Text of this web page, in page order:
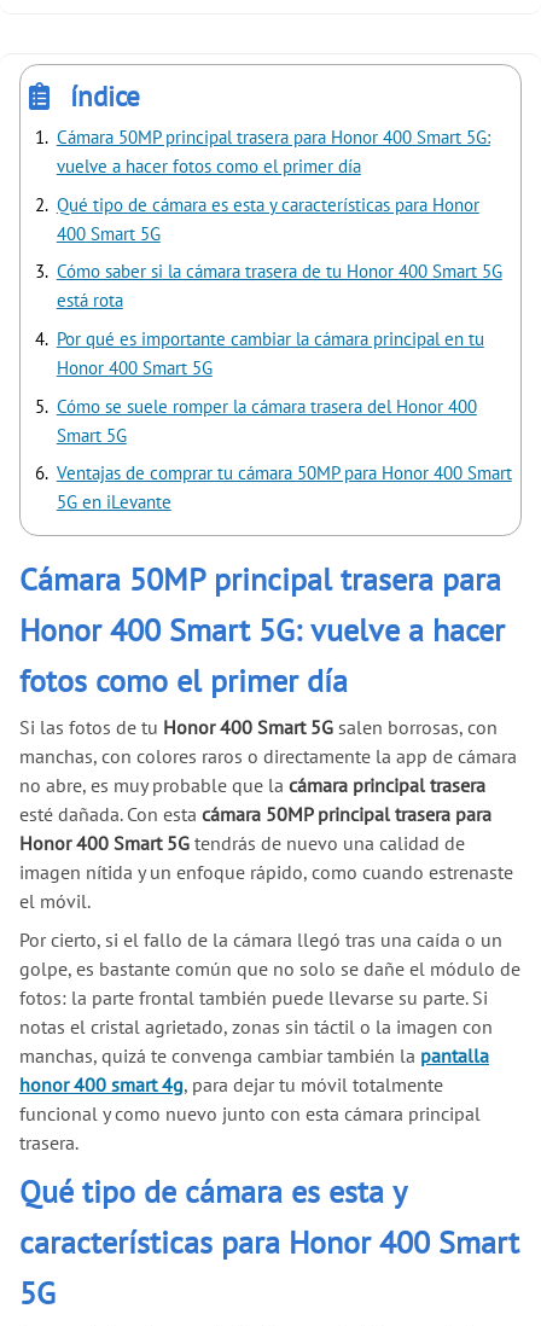
índice
Cámara 50MP principal trasera para Honor 400 Smart 5G:
vuelve a hacer fotos como el primer día
Qué tipo de cámara es esta y características para Honor
400 Smart 5G
Cómo saber si la cámara trasera de tu Honor 400 Smart 5G
está rota
Por qué es importante cambiar la cámara principal en tu
Honor 400 Smart 5G
Cómo se suele romper la cámara trasera del Honor 400
Smart 5G
Ventajas de comprar tu cámara 50MP para Honor 400 Smart
5G en iLevante
Cámara 50MP principal trasera para
Honor 400 Smart 5G: vuelve a hacer
fotos como el primer día
Si las fotos de tu Honor 400 Smart 5G salen borrosas, con
manchas, con colores raros o directamente la app de cámara
no abre, es muy probable que la cámara principal trasera
esté dañada. Con esta cámara 50MP principal trasera para
Honor 400 Smart 5G tendrás de nuevo una calidad de
imagen nítida y un enfoque rápido, como cuando estrenaste
el móvil.
Por cierto, si el fallo de la cámara llegó tras una caída o un
golpe, es bastante común que no solo se dañe el módulo de
fotos: la parte frontal también puede llevarse su parte. Si
notas el cristal agrietado, zonas sin táctil o la imagen con
manchas, quizá te convenga cambiar también la pantalla
honor 400 smart 4g, para dejar tu móvil totalmente
funcional y como nuevo junto con esta cámara principal
trasera.
Qué tipo de cámara es esta y
características para Honor 400 Smart
5G